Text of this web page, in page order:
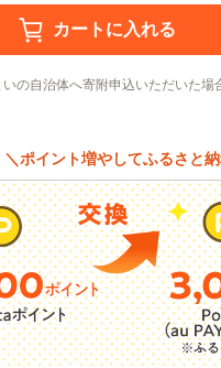
の自治体へ寄附申込いただいた場
＼ポイント増やしてふるさと